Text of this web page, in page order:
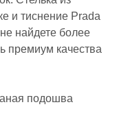
и тиснение Prada
найдете более
премиум качества
подошва